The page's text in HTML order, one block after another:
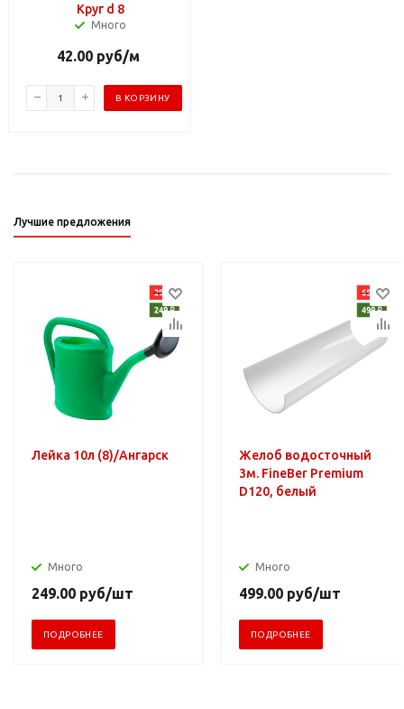
Круг d 8
Много
42.00 руб/м
В КОРЗИНУ
Лучшие предложения
Лейка 10л (8)/Ангарск
Много
249.00 руб/шт
ПОДРОБНЕЕ
Желоб водосточный
3м. FineBer Premium
D120, белый
Много
499.00 руб/шт
ПОДРОБНЕЕ